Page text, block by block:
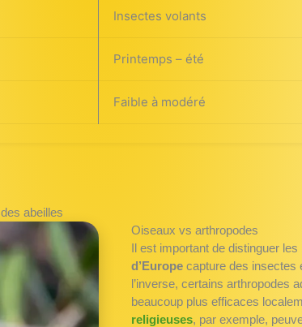
Insectes volants
Printemps – été
Faible à modéré
abeilles
Oiseaux vs arthropodes
Il est important de distinguer
d’Europecapture des insectes
l’inverse, certains arthropodes
beaucoup plus efficaces
religieuses, par exemple,